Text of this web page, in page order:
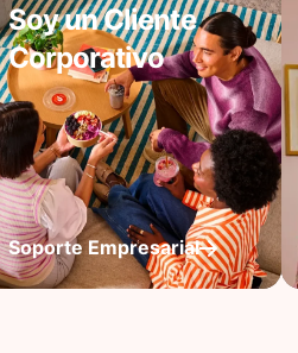
Soy un Cliente
Corporativo
Soporte Empresarial